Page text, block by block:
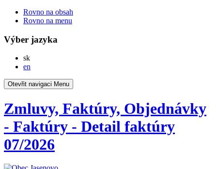
Rovno na obsah
Rovno na menu
Výber jazyka
skSlovensky
en
Otevřit navigaci Menu
Zmluvy, Faktúry, Objednávky
- Faktúry - Detail faktúry
07/2026